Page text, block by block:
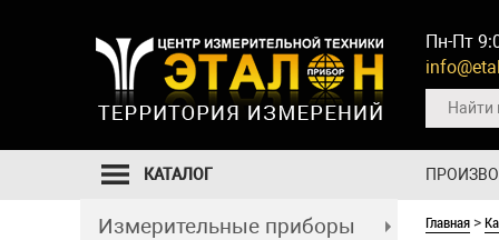
Пн-Пт
КАТАЛОГ
Измерительные приборы Главная >